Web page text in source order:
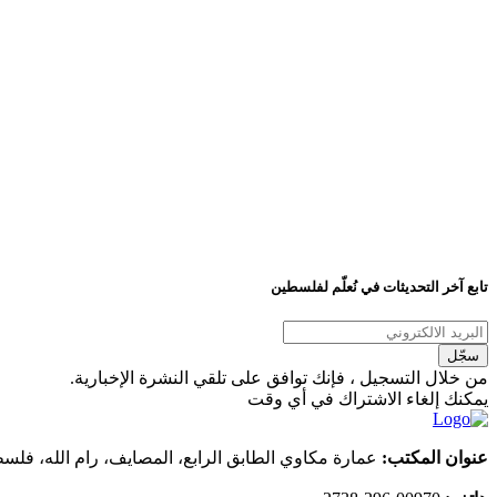
تابع آخر التحديثات في نُعلّم لفلسطين
من خلال التسجيل ، فإنك توافق على تلقي النشرة الإخبارية.
يمكنك إلغاء الاشتراك في أي وقت
عنوان المكتب: عمارة مكاوي الطابق الرابع، المصايف، رام الله،